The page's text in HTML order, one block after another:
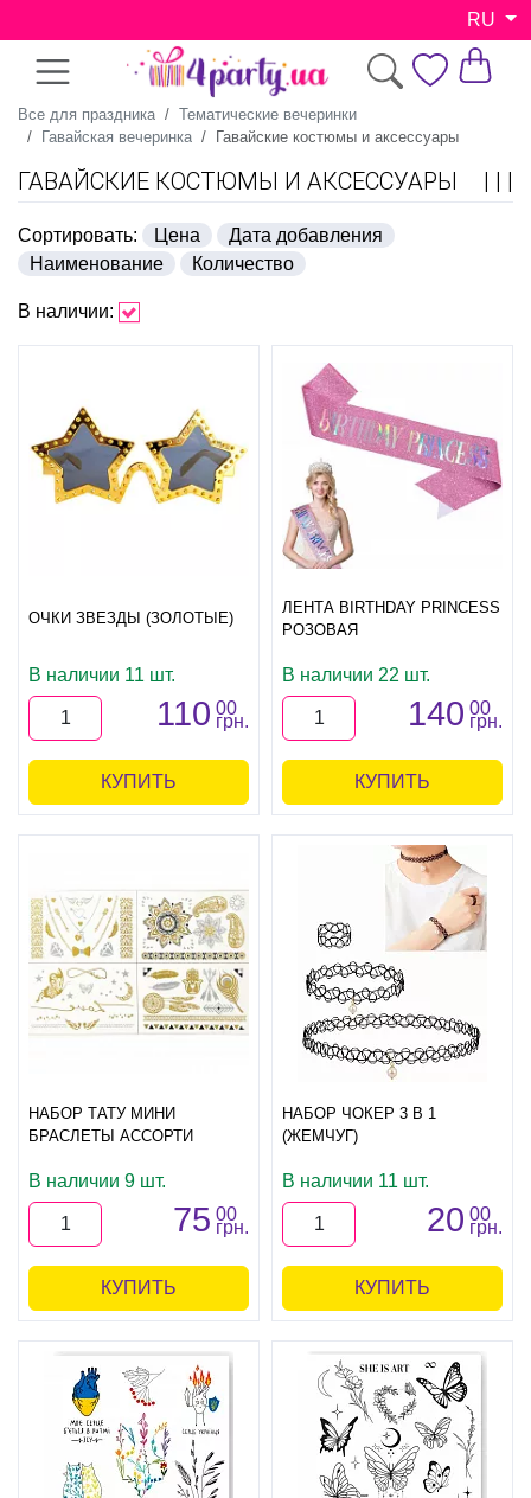
RU
Все для праздника
Тематические вечеринки
Гавайская вечеринка
Гавайские костюмы и аксессуары
ГАВАЙСКИЕ КОСТЮМЫ И АКСЕССУАРЫ
Сортировать: Цена
Дата добавления
Наименование
Количество
В наличии:
ОЧКИ ЗВЕЗДЫ (ЗОЛОТЫЕ)
В наличии 11 шт.
110 00
грн.
КУПИТЬ
ЛЕНТА BIRTHDAY PRINCESS
РОЗОВАЯ
В наличии 22 шт.
140 00
грн.
КУПИТЬ
НАБОР ТАТУ МИНИ
БРАСЛЕТЫ АССОРТИ
В наличии 9 шт.
75 00
грн.
КУПИТЬ
НАБОР ЧОКЕР 3 В 1
(ЖЕМЧУГ)
В наличии 11 шт.
20 00
грн.
КУПИТЬ